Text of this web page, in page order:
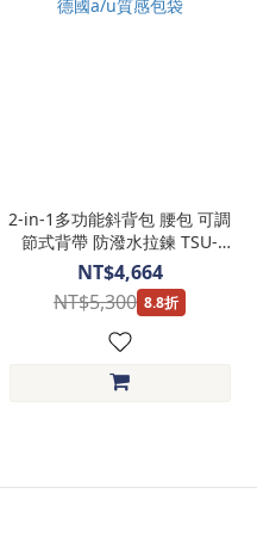
2-in-1多功能斜背包 腰包 可調
節式背帶 防潑水拉鍊 TSU-
10227-德國a/u質感包袋
NT$4,664
NT$5,300 8.8折